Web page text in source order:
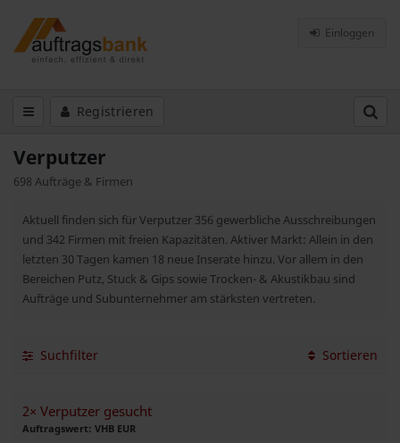
Einloggen
Registrieren
Verputzer
698 Aufträge & Firmen
Aktuell finden sich für Verputzer 356 gewerbliche Ausschreibungen
und 342 Firmen mit freien Kapazitäten. Aktiver Markt: Allein in den
letzten 30 Tagen kamen 18 neue Inserate hinzu. Vor allem in den
Bereichen Putz, Stuck & Gips sowie Trocken- & Akustikbau sind
Aufträge und Subunternehmer am stärksten vertreten.
Suchfilter Sortieren
2× Verputzer gesucht
Auftragswert: VHB EUR